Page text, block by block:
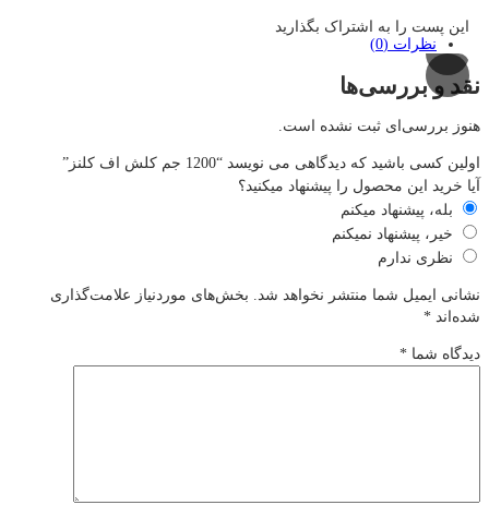
این پست را به اشتراک بگذارید
نظرات (0)
نقد و بررسی‌ها
هنوز بررسی‌ای ثبت نشده است.
اولین کسی باشید که دیدگاهی می نویسد “1200 جم کلش اف کلنز”
آیا خرید این محصول را پیشنهاد میکنید؟
بله، پیشنهاد میکنم
خیر، پیشنهاد نمیکنم
نظری ندارم
نشانی ایمیل شما منتشر نخواهد شد. بخش‌های موردنیاز علامت‌گذاری
شده‌اند *
دیدگاه شما *